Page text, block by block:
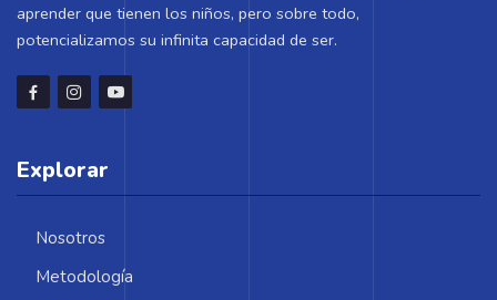
aprender que tienen los niños, pero sobre todo,
potencializamos su infinita capacidad de ser.
Explorar
Nosotros
Metodología